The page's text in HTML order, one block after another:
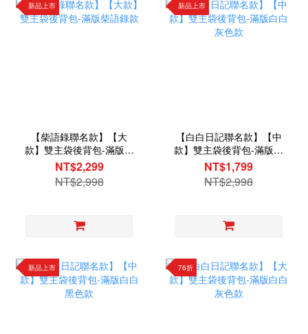
新品上市
【柴語錄聯名款】【大
款】雙主袋後背包-滿版柴
語錄款
NT$2,299
NT$2,998
新品上市
【白白日記聯名款】【中
款】雙主袋後背包-滿版白
白灰色款
NT$1,799
NT$2,998
新品上市 76折